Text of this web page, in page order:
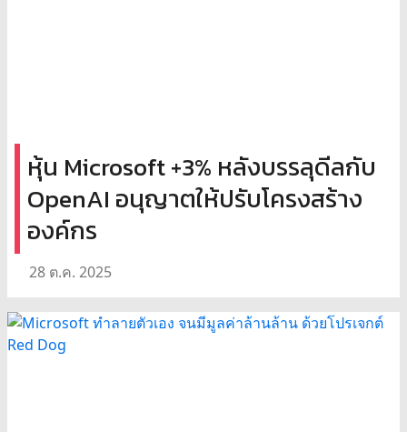
หุ้น Microsoft +3% หลังบรรลุดีลกับ
OpenAI อนุญาตให้ปรับโครงสร้าง
องค์กร
28 ต.ค. 2025